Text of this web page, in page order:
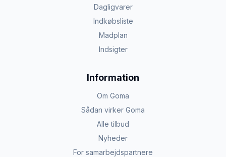
Dagligvarer
Indkøbsliste
Madplan
Indsigter
Information
Om Goma
Sådan virker Goma
Alle tilbud
Nyheder
For samarbejdspartnere